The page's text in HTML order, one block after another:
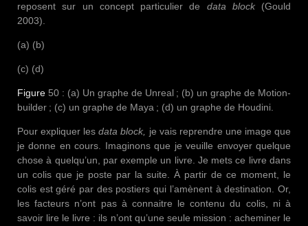
reposent sur un concept particulier de data block(Gould
2003).
(a) (b)
(c) (d)
Figure 50 : (a) Un graphe de Unreal ; (b) un graphe de Motion-
builder ; (c) un graphe de Maya ; (d) un graphe de Houdini.
Pour expliquer lesdata block, je vais reprendre une image que
je donne en cours. Imaginons que je veuille envoyer quelque
chose à quelqu’un, par exemple un livre. Je mets ce livre dans
un colis que je poste par la suite. À partir de ce moment, le
colis est géré par des postiers qui l’amènent à destination. Or,
les facteurs n’ont pas à connaitre le contenu du colis, ni à
savoir lire le livre : ils n’ont qu’une seule mission : acheminer le